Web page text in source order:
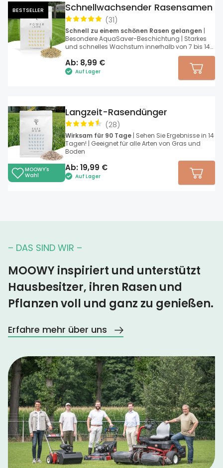
BESTSELLER
(31)
Schnellwachsender Rasensamen
Schnell zu einem schönen Rasen gelangen |
Besondere AquaSaver-Beschichtung | Starkes
und schnelles Wachstum innerhalb von 7 bis 14
Ab: 8,99 €
Auf Lager
MOOWY's
Wahl
(28)
Langzeit-Rasendünger
Wirksam für 90 Tage | Sehen Sie Ergebnisse in 14
Tagen! | Geeignet für alle Arten von Gras und
Boden
Ab: 19,99 €
Auf Lager
– DAS SIND WIR –
MOOWY inspiriert und unterstützt
Hausbesitzer, ihren Rasen und
Pflanzen voll und ganz zu genießen.
Erfahre mehr über uns